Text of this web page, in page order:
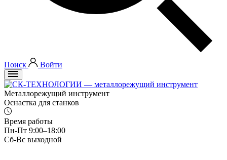
Поиск Войти
Металлорежущий инструмент
Оснастка для станков
Время работы
Пн-Пт 9:00–18:00
Сб-Вс выходной